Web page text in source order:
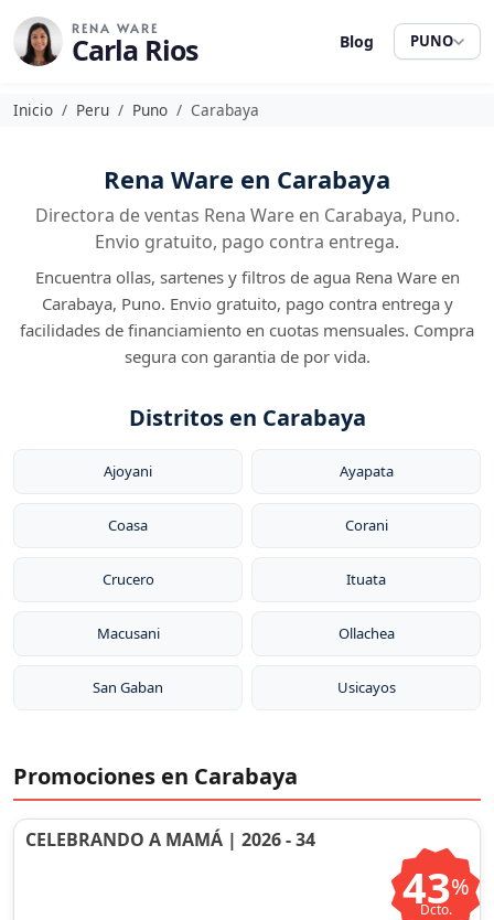
RENA WARE
Carla Rios Blog PUNO
Inicio Peru Puno Carabaya
Rena Ware en Carabaya
Directora de ventas Rena Ware en Carabaya, Puno.
Envio gratuito, pago contra entrega.
Encuentra ollas, sartenes y filtros de agua Rena Ware en
Carabaya, Puno. Envio gratuito, pago contra entrega y
facilidades de financiamiento en cuotas mensuales. Compra
segura con garantia de por vida.
Distritos en Carabaya
Ajoyani Ayapata
Coasa Corani
Crucero Ituata
Macusani Ollachea
San Gaban Usicayos
Promociones en Carabaya
CELEBRANDO A MAMÁ | 2026 - 34
43%
Dcto.